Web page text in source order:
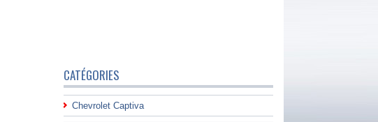
CATÉGORIES
Chevrolet Captiva